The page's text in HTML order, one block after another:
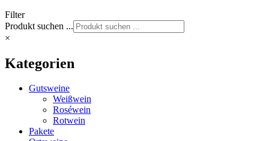
Filter
Produkt suchen ...
×
Kategorien
Gutsweine
Weißwein
Roséwein
Rotwein
Pakete